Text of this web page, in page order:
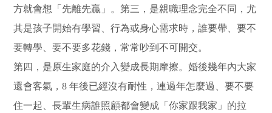
方就會想「先離先贏」。第三，是親職理念完全不同，尤
其是孩子開始有學習、行為或身心需求時，誰要帶、要不
要轉學、要不要多花錢，常常吵到不可開交。
第四，是原生家庭的介入變成長期摩擦。婚後幾年內大家
還會客氣，8 年後已經沒有耐性，連過年怎麼過、要不要
住一起、長輩生病誰照顧都會變成「你家跟我家」的拉